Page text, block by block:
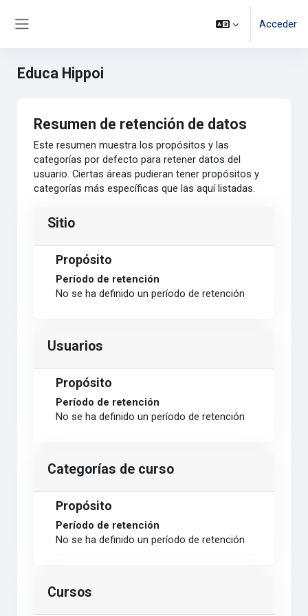
Acceder
Educa Hippoi
Resumen de retención de datos
Este resumen muestra los propósitos y las
categorías por defecto para retener datos del
usuario. Ciertas áreas pudieran tener propósitos y
categorías más específicas que las aquí listadas.
Sitio
Propósito
Período de retención
No se ha definido un período de retención
Usuarios
Propósito
Período de retención
No se ha definido un período de retención
Categorías de curso
Propósito
Período de retención
No se ha definido un período de retención
Cursos